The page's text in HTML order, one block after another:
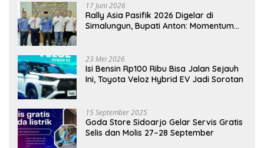
17 Juni 2026
Rally Asia Pasifik 2026 Digelar di
Simalungun, Bupati Anton: Momentum
23 Mei 2026
Isi Bensin Rp100 Ribu Bisa Jalan Sejauh
Ini, Toyota Veloz Hybrid EV Jadi Sorotan
15 September 2025
Goda Store Sidoarjo Gelar Servis Gratis
Selis dan Molis 27–28 September